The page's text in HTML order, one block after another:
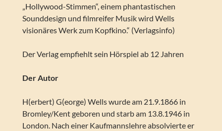
„Hollywood-Stimmen“, einem phantastischen
Sounddesign und filmreifer Musik wird Wells
visionäres Werk zum Kopfkino.“ (Verlagsinfo)
Der Verlag empfiehlt sein Hörspiel ab 12 Jahren
Der Autor
H(erbert) G(eorge) Wells wurde am 21.9.1866 in
Bromley/Kent geboren und starb am 13.8.1946 in
London. Nach einer Kaufmannslehre absolvierte er